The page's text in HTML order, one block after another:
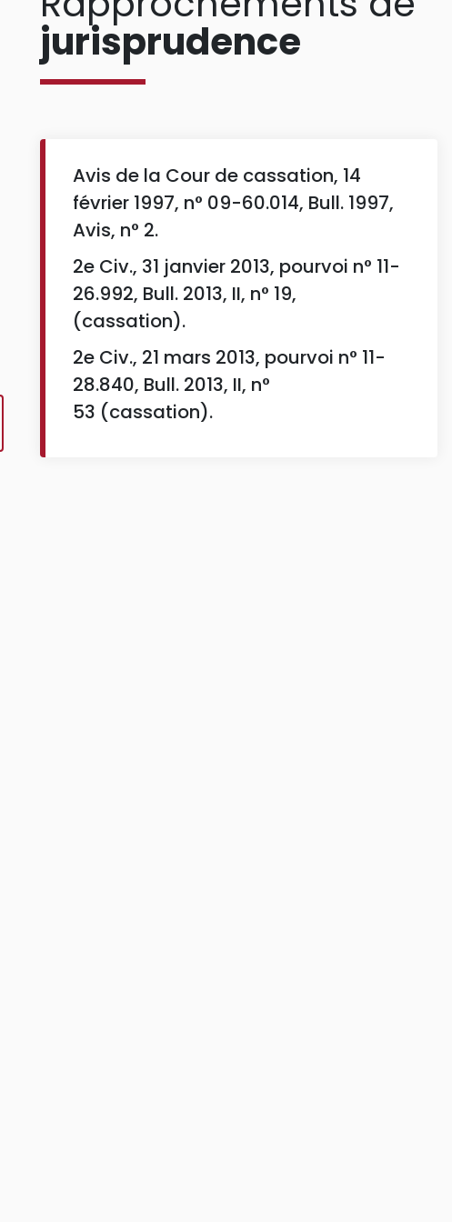
jurisprudence
Avis de la Cour de cassation, 14
février 1997, n° 09-60.014, Bull. 1997,
Avis, n° 2.
2e Civ., 31 janvier 2013, pourvoi n° 11-
26.992, Bull. 2013, II, n° 19,
(cassation).
2e Civ., 21 mars 2013, pourvoi n° 11-
28.840, Bull. 2013, II, n°
53 (cassation).